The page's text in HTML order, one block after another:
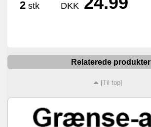
2 stk DKK
Relaterede produkter
[Til top]